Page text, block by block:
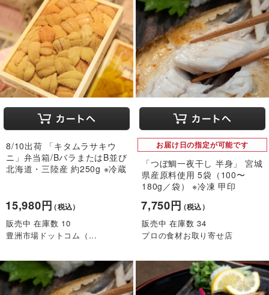
8/10出荷 「キタムラサキウ
ニ」弁当箱/BバラまたはB並び
北海道・三陸産 約250g ※冷蔵
15,980円（税込）
販売中 在庫数 10
豊洲市場ドットコム（...
お届け日の指定が可能です
「つぼ鯛一夜干し 半身」 宮城
県産原料使用 5袋（100〜
180g／袋） ※冷凍 甲印
7,750円（税込）
販売中 在庫数 34
プロの食材お取り寄せ店